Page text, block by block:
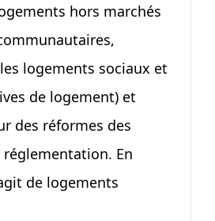
hors marchés
logements sociaux et
de logement) et
des réformes des
réglementation. En
de logements